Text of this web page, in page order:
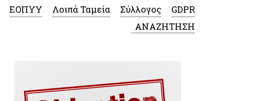
ΕΟΠΥΥ
-Γενικές πληροφορίες
Λοιπά Ταμεία Σύλλογος GDPR